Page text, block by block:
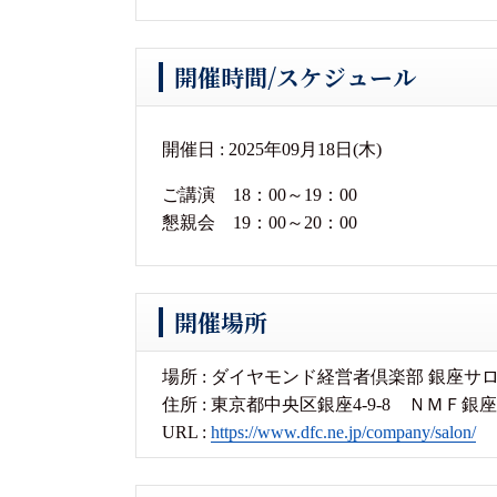
開催時間/スケジュール
開催日 : 2025年09月18日(木)
ご講演 18：00～19：00
懇親会 19：00～20：00
開催場所
場所 : ダイヤモンド経営者倶楽部 銀座サ
住所 : 東京都中央区銀座4-9-8 ＮＭＦ銀
URL : https://www.dfc.ne.jp/company/salon/